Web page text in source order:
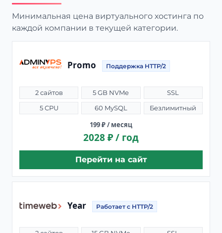
Минимальная цена виртуального хостинга по
каждой компании в текущей категории.
Promo Поддержка HTTP/2
2 сайтов 5 GB NVMe
SSL
5 CPU
60 MySQL Безлимитный
199 ₽ / месяц
2028 ₽ / год
Перейти на сайт
Year Работает с HTTP/2